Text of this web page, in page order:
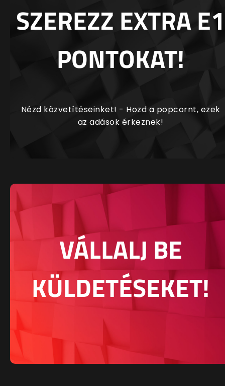
SZEREZZ EXTRA E1
PONTOKAT!
Nézd közvetítéseinket! - Hozd a popcornt, ezek
az adások érkeznek!
VÁLLALJ BE
KÜLDETÉSEKET!